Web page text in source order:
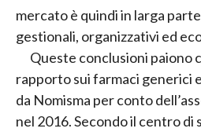
mercato è quindi in larga
gestionali, organizzativi ed
Queste conclusioni paiono
rapporto sui farmaci generici
da Nomisma per conto
nel 2016. Secondo il centro di